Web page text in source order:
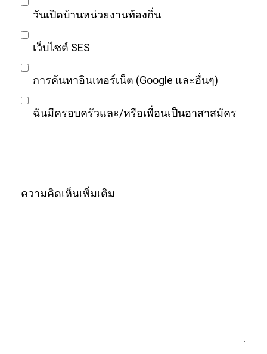
วันเปิดบ้านหน่วยงานท้องถิ่น
เว็บไซต์ SES
การค้นหาอินเทอร์เน็ต (Google และอื่นๆ)
ฉันมีครอบครัวและ/หรือเพื่อนเป็นอาสาสมัคร
ความคิดเห็นเพิ่มเติม